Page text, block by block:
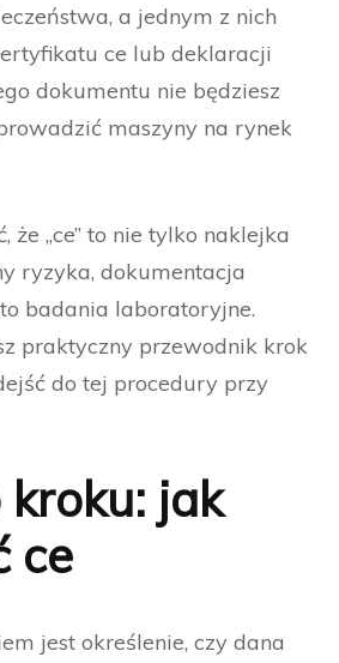
a jednym z nich
ce lub deklaracji
dokumentu nie będziesz
maszyny na rynek
że „ce” to nie tylko naklejka
ryzyka, dokumentacja
badania laboratoryjne.
praktyczny przewodnik krok
do tej procedury przy
kroku: jak
ce
jest określenie, czy dana